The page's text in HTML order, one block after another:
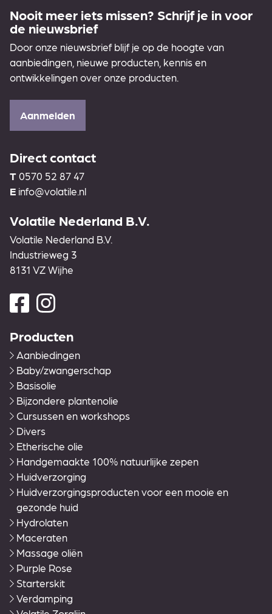
Nooit meer iets missen? Schrijf je in voor
de nieuwsbrief
Door onze nieuwsbrief blijf je op de hoogte van
aanbiedingen, nieuwe producten, kennis en
ontwikkelingen over onze producten.
Aanmelden
Direct contact
T 0570 52 87 47
E info@volatile.nl
Volatile Nederland B.V.
Volatile Nederland B.V.
Industrieweg 3
8131 VZ Wijhe
Producten
Aanbiedingen
Baby/zwangerschap
Basisolie
Bijzondere plantenolie
Cursussen en workshops
Divers
Etherische olie
Handgemaakte 100% natuurlijke zepen
Huidverzorging
Huidverzorgingsproducten voor een mooie en
gezonde huid
Hydrolaten
Maceraten
Massage oliën
Purple Rose
Starterskit
Verdamping